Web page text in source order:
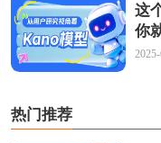
这
你
热门推荐